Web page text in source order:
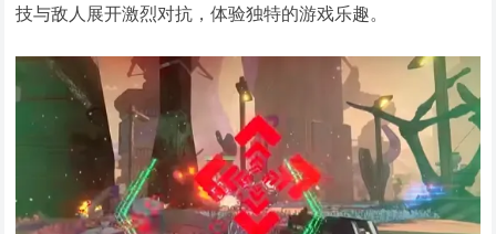
技与敌人展开激烈对抗，体验独特的游戏乐趣。